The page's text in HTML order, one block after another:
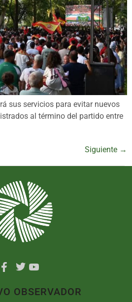
sus servicios para evitar nuevos
al término del partido entre
Siguiente →
OBSERVADOR